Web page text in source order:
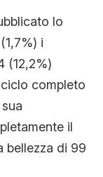
lo
i
(12,2%)
completo
il
bellezza di 99